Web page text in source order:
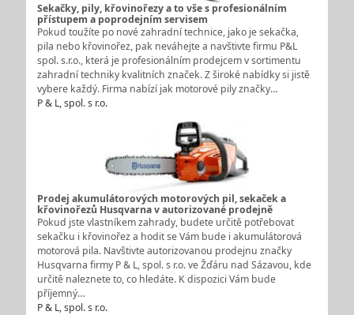
Sekačky, pily, křovinořezy a to vše s profesionálním
přístupem a poprodejním servisem
Pokud toužíte po nové zahradní technice, jako je sekačka,
pila nebo křovinořez, pak neváhejte a navštivte firmu P&L
spol. s.r.o., která je profesionálním prodejcem v sortimentu
zahradní techniky kvalitních značek. Z široké nabídky si jistě
vybere každý. Firma nabízí jak motorové pily značky…
P & L, spol. s r.o.
Prodej akumulátorových motorových pil, sekaček a
křovinořezů Husqvarna v autorizované prodejně
Pokud jste vlastníkem zahrady, budete určitě potřebovat
sekačku i křovinořez a hodit se Vám bude i akumulátorová
motorová pila. Navštivte autorizovanou prodejnu značky
Husqvarna firmy P & L, spol. s r.o. ve Žďáru nad Sázavou, kde
určitě naleznete to, co hledáte. K dispozici Vám bude
příjemný…
P & L, spol. s r.o.